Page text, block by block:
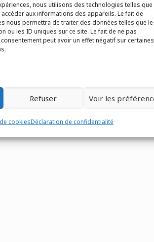
nous utilisons des technologies telles que
aux informations des appareils. Le fait de
nous permettra de traiter des données telles que le
ou les ID uniques sur ce site. Le fait de ne pas
peut avoir un effet négatif sur certaines
Refuser Voir les
cookiesDéclaration de confidentialité
les Fontenelles - Route
- Site réalisé parEventtex